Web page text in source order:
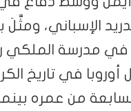
الإسباني،
في مدرسة الملكي
في تاريخ